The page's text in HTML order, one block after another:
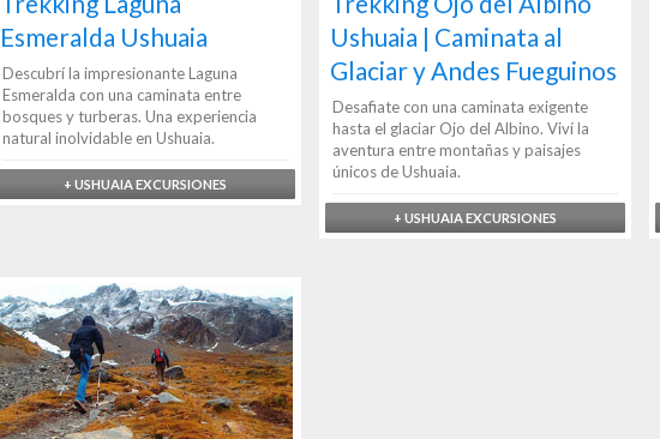
Esmeralda Ushuaia
Descubrí la impresionante Laguna
Esmeralda con una caminata entre
bosques y turberas. Una experiencia
natural inolvidable en Ushuaia.
+ USHUAIA EXCURSIONES
Ushuaia | Caminata al
Glaciar y Andes Fueguinos
Desafiate con una caminata exigente
hasta el glaciar Ojo del Albino. Viví la
aventura entre montañas y paisajes
únicos de Ushuaia.
+ USHUAIA EXCURSIONES